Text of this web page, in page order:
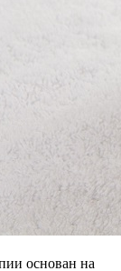
основан на